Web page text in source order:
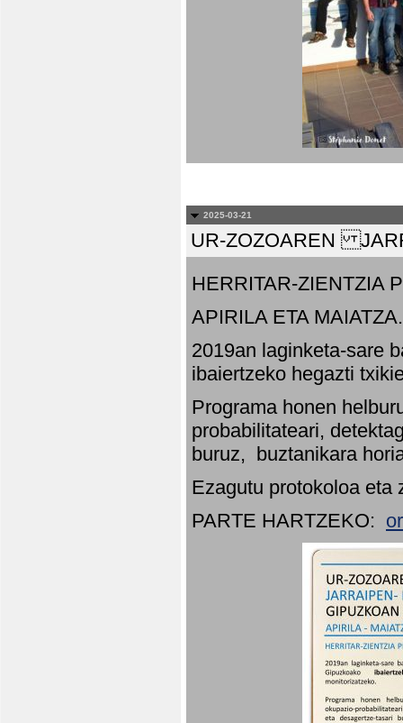
2025-03-21
UR-ZOZOAREN
HERRITAR-ZIENTZIA
APIRILA ETA MAIATZA.
2019an laginketa-sare
ibaiertzeko hegazti
Programa honen
probabilitateari,
buruz, buztanikara
Ezagutu protokoloa eta
PARTE HARTZEKO: